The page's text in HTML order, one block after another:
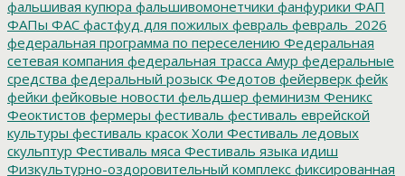
фальшивая купюра фальшивомонетчики фанфурики ФАП
ФАПы ФАС фастфуд для пожилых февраль февраль_2026
федеральная программа по переселению Федеральная
сетевая компания федеральная трасса Амур федеральные
средства федеральный розыск Федотов фейерверк фейк
фейки фейковые новости фельдшер феминизм Феникс
Феоктистов фермеры фестиваль фестиваль еврейской
культуры фестиваль красок Холи Фестиваль ледовых
скульптур Фестиваль мяса Фестиваль языка идиш
Физкультурно-оздоровительный комплекс фиксированная